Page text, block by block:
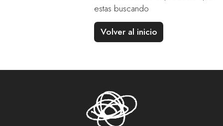
estas buscando
Volver al inicio